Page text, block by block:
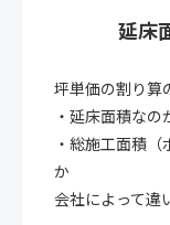
延床
坪単価の割り算
・延床面積なの
・総施工面積
か
会社によって違